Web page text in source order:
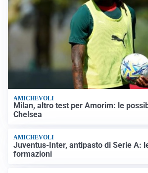
AMICHEVOLI
Milan, altro test per Amorim: le
Chelsea
AMICHEVOLI
Juventus-Inter, antipasto di Serie A:
formazioni